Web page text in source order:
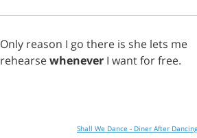
Only reason I go there is she lets me
rehearsewhenever I wantforfree.
Shall We Dance - Diner After Dancing